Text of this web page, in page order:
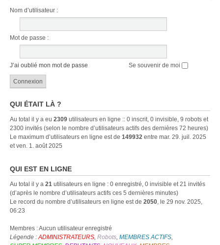
Nom d’utilisateur :
Mot de passe :
J’ai oublié mon mot de passe Se souvenir de moi
QUI ÉTAIT LÀ ?
Au total il y a eu 2309 utilisateurs en ligne :: 0 inscrit, 0 invisible, 9 robots et
2300 invités (selon le nombre d’utilisateurs actifs des dernières 72 heures)
Le maximum d’utilisateurs en ligne est de 149932 entre mar. 29. juil. 2025
et ven. 1. août 2025
QUI EST EN LIGNE
Au total il y a 21 utilisateurs en ligne : 0 enregistré, 0 invisible et 21 invités
(d’après le nombre d’utilisateurs actifs ces 5 dernières minutes)
Le record du nombre d’utilisateurs en ligne est de 2050, le 29 nov. 2025,
06:23
Membres : Aucun utilisateur enregistré
Légende :ADMINISTRATEURS, Robots, MEMBRES ACTIFS,